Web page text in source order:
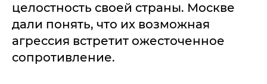
целостность своей страны. Москве
дали понять, что их возможная
агрессия встретит ожесточенное
сопротивление.